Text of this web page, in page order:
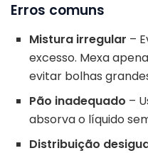
Erros comuns
Mistura irregular –
excesso. Mexa
evitar bolhas
Pão inadequado –
absorva o líquido
Distribuição